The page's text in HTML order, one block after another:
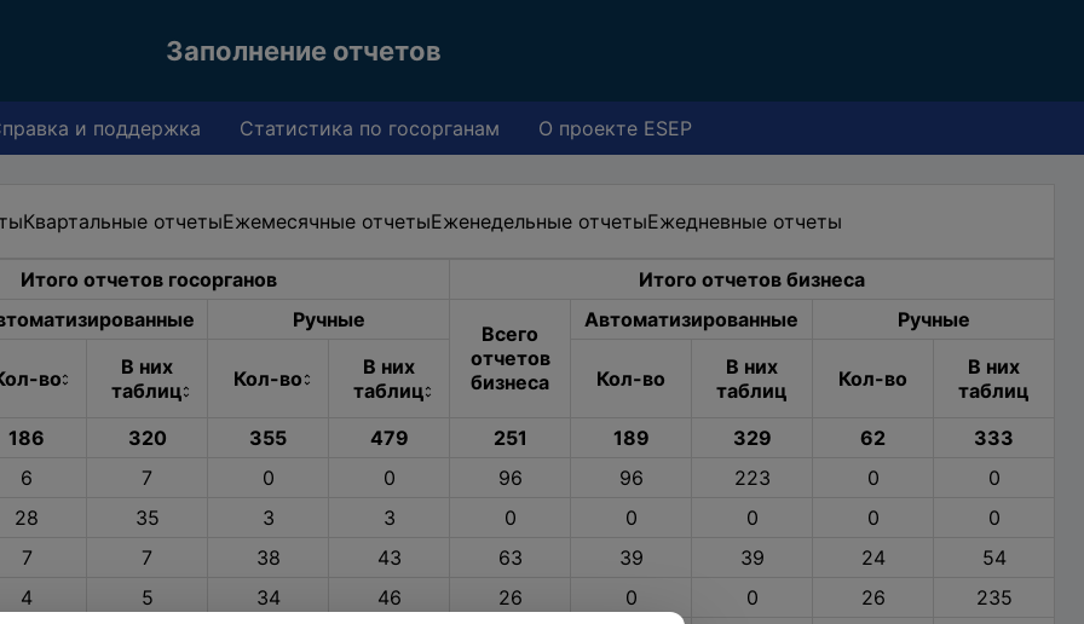
Заполнение отчетов
и поддержка Статистика по госорганам О проекте ESEP
Квартальные отчетыЕжемесячные отчетыЕженедельные отчетыЕжедневные отчеты
Итого отчетов госорганов Итого отчетов бизнеса
Ручные
Всего
отчетов
бизнеса
Автоматизированные Ручные
во
В них
таблиц
Кол-во
В них
таблиц
Кол-во
В них
таблиц
Кол-во
В них
таблиц
186 320 355 479 251 189 329 62
333
6 7 0 0 96 96 223 0
0
28 35 3 3 0 0 0 0
0
7 7 38 43 63 39 39 24
54
4 5 34 46 26 0 0 26
235